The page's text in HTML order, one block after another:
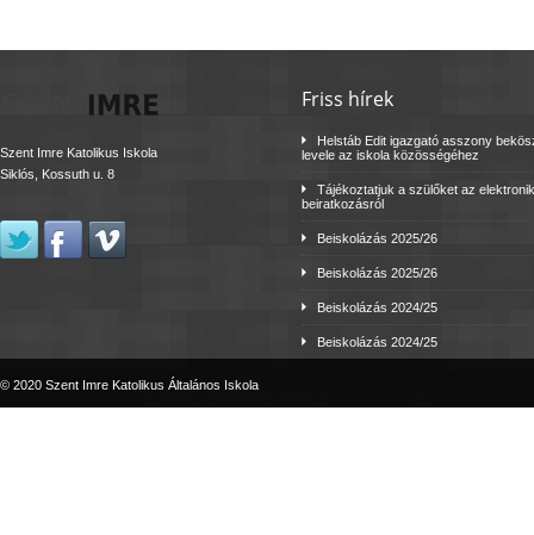
Szent Imre Katolikus Iskola
Siklós, Kossuth u. 8
Friss hírek
Helstáb Edit igazgató asszony
levele az iskola közösségéhez
Tájékoztatjuk a szülőket az
beiratkozásról
Beiskolázás 2025/26
Beiskolázás 2025/26
Beiskolázás 2024/25
Beiskolázás 2024/25
© 2020 Szent Imre Katolikus Általános Iskola